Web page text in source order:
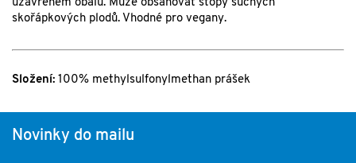
uzavřeném obalu. Může obsahovat stopy suchých
skořápkových plodů. Vhodné pro vegany.
Složení: 100% methylsulfonylmethan prášek
Novinky do mailu